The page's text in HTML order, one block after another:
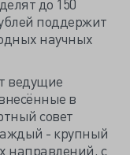
поддержит
научных
ведущие
в
совет
- крупный
направлений, с